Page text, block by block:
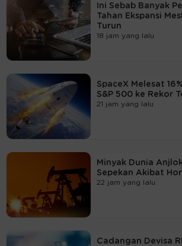
Ini Sebab Banyak
Tahan Ekspansi
Turun
18 jam yang lalu
SpaceX Melesat
S&P 500 ke Rekor
21 jam yang lalu
Minyak Dunia
Sepekan Akibat
22 jam yang lalu
Cadangan Devisa